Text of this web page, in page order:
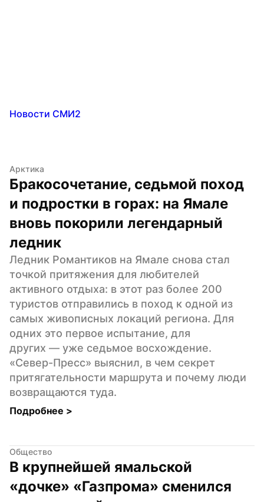
Новости СМИ2
Арктика
Бракосочетание, седьмой поход
и подростки в горах: на Ямале
вновь покорили легендарный
ледник
Ледник Романтиков на Ямале снова стал
точкой притяжения для любителей
активного отдыха: в этот раз более 200
туристов отправились в поход к одной из
самых живописных локаций региона. Для
одних это первое испытание, для
других — уже седьмое восхождение.
«Север-Пресс» выяснил, в чем секрет
притягательности маршрута и почему люди
возвращаются туда.
Подробнее >
Общество
В крупнейшей ямальской
«дочке» «Газпрома» сменился